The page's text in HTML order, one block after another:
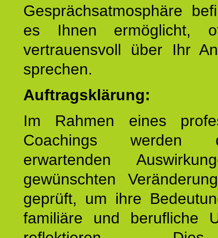
Gesprächsatmosphäre
es Ihnen ermöglicht,
vertrauensvoll über Ihr
sprechen.
Auftragsklärung:
Im Rahmen eines
Coachings
erwartenden
gewünschten
geprüft, um ihre
familiäre und berufliche